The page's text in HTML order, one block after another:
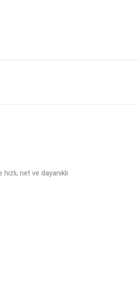
net ve dayanıklı